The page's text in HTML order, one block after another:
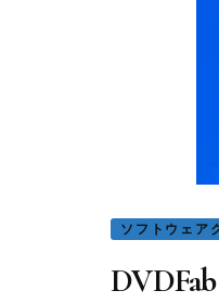
ソフトウェア